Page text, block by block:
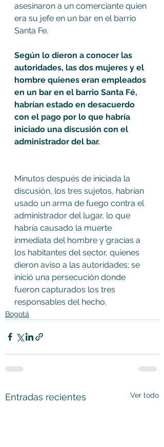
asesinaron a un comerciante quien
era su jefe en un bar en el barrio
Santa Fe.
Según lo dieron a conocer las
autoridades, las dos mujeres y el
hombre quienes eran empleados
en un bar en el barrio Santa Fé,
habrían estado en desacuerdo
con el pago por lo que habría
iniciado una discusión con el
administrador del bar.
Minutos después de iniciada la
discusión, los tres sujetos, habrían
usado un arma de fuego contra el
administrador del lugar, lo que
habría causado la muerte
inmediata del hombre y gracias a
los habitantes del sector, quienes
dieron aviso a las autoridades; se
inició una persecución donde
fueron capturados los tres
responsables del hecho.
Bogotá
Entradas recientes Ver todo